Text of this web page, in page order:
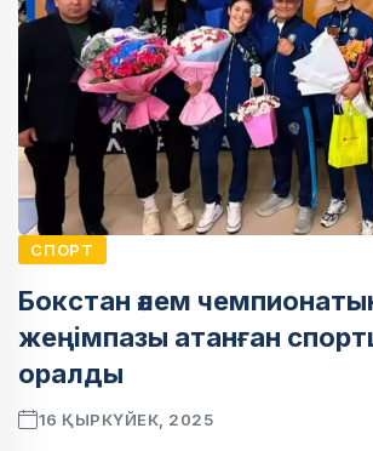
СПОРТ
Бокстан әлем
жеңімпазы атанған
оралды
16 ҚЫРКҮЙЕК, 2025